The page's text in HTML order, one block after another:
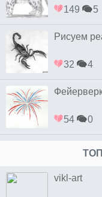
149 5
Рисуем
32 4
54 0
vikl-art